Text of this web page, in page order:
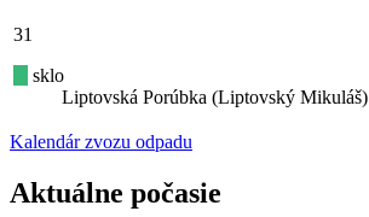
31
sklo
Liptovská Porúbka (Liptovský Mikuláš)
Kalendár zvozu odpadu
Aktuálne počasie